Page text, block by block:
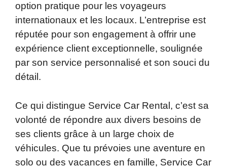
option pratique pour les voyageurs
internationaux et les locaux. L’entreprise est
réputée pour son engagement à offrir une
expérience client exceptionnelle, soulignée
par son service personnalisé et son souci du
détail.
Ce qui distingue Service Car Rental, c’est sa
volonté de répondre aux divers besoins de
ses clients grâce à un large choix de
véhicules. Que tu prévoies une aventure en
solo ou des vacances en famille, Service Car